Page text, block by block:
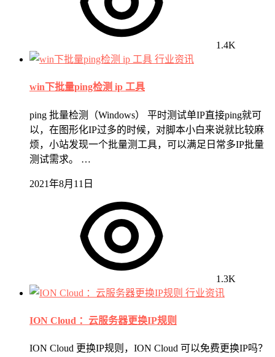
1.4K
行业资讯
win下批量ping检测 ip 工具
ping 批量检测（Windows） 平时测试单IP直接ping就可
以，在图形化IP过多的时候，对脚本小白来说就比较麻
烦，小站发现一个批量测工具，可以满足日常多IP批量
测试需求。 …
2021年8月11日
1.3K
行业资讯
ION Cloud ：云服务器更换IP规则
ION Cloud 更换IP规则，ION Cloud 可以免费更换IP吗？